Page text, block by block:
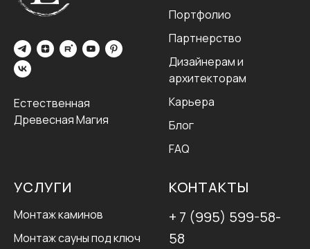
Естественная
Древесная Магия
Портфолио
Партнерство
Дизайнерам и
архитекторам
Карьера
Блог
FAQ
УСЛУГИ
Монтаж каминов
Монтаж сауны под ключ
КОНТАКТЫ
+ 7 (995) 599-58-
58